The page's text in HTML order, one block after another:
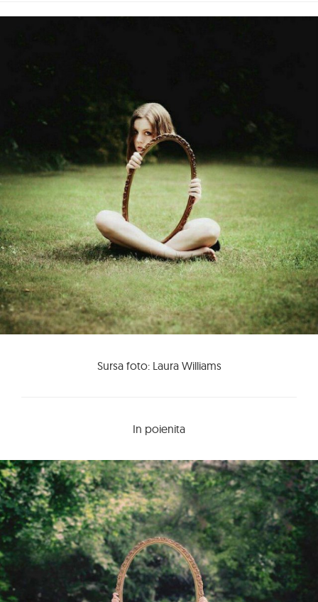
Sursa foto: Laura Williams
In poienita